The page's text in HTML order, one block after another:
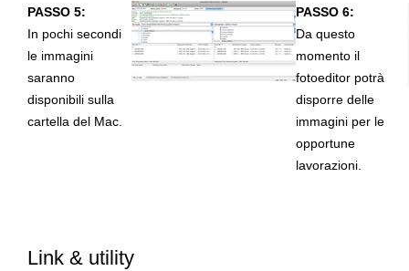
PASSO 5:
In pochi secondi
le immagini
saranno
disponibili sulla
cartella del Mac.
PASSO 6:
Da questo
momento il
fotoeditor potrà
disporre delle
immagini per le
opportune
lavorazioni.
Link & utility